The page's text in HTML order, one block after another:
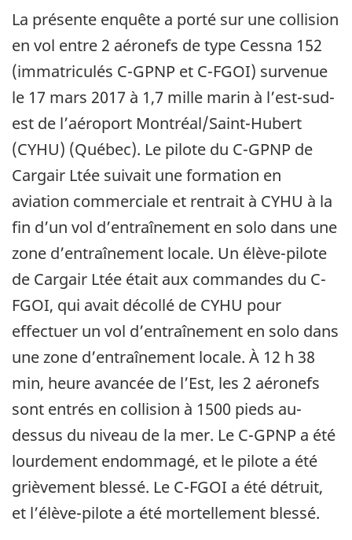
La présente enquête a porté sur une collision
en vol entre 2 aéronefs de type Cessna 152
(immatriculés C-GPNP et C-FGOI) survenue
le 17 mars 2017 à 1,7 mille marin à l’est-sud-
est de l’aéroport Montréal/Saint-Hubert
(CYHU) (Québec). Le pilote du C-GPNP de
Cargair Ltée suivait une formation en
aviation commerciale et rentrait à CYHU à la
fin d’un vol d’entraînement en solo dans une
zone d’entraînement locale. Un élève-pilote
de Cargair Ltée était aux commandes du C-
FGOI, qui avait décollé de CYHU pour
effectuer un vol d’entraînement en solo dans
une zone d’entraînement locale. À 12 h 38
min, heure avancée de l’Est, les 2 aéronefs
sont entrés en collision à 1500 pieds au-
dessus du niveau de la mer. Le C-GPNP a été
lourdement endommagé, et le pilote a été
grièvement blessé. Le C-FGOI a été détruit,
et l’élève-pilote a été mortellement blessé.